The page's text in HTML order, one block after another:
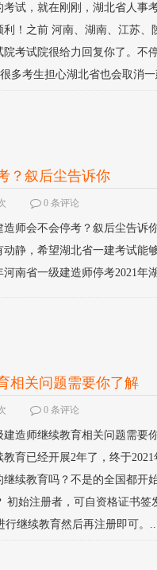
考试，就在刚刚，湖北省人事
利！之前 河南、湖南、江苏
考试院很给力回复你了。不
多考生担心湖北省也会取消一
？叙后尘告诉你
0 条评论
造师会不会停考？叙后尘告诉
静，希望湖北省一建考试能
河南省一级建造师停考2021年
相关问题需要你了解
0 条评论
建造师继续教育相关问题需要
育已经开展2年了，终于
续教育吗？不是的全国都开
初始注册者，可自资格证书
行继续教育然后再注册即可。